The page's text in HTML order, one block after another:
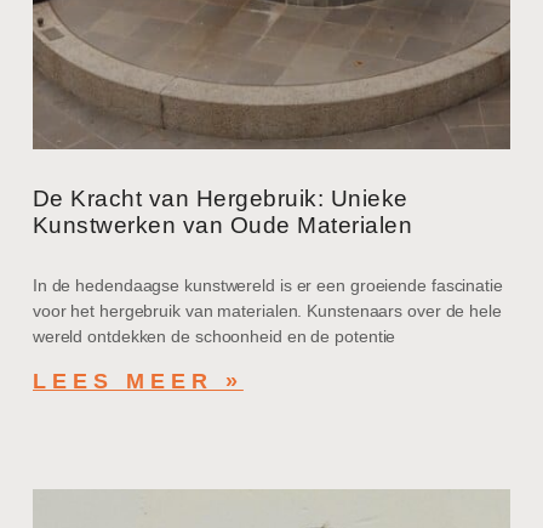
De Kracht van Hergebruik: Unieke
Kunstwerken van Oude Materialen
In de hedendaagse kunstwereld is er een groeiende fascinatie
voor het hergebruik van materialen. Kunstenaars over de hele
wereld ontdekken de schoonheid en de potentie
LEES MEER »